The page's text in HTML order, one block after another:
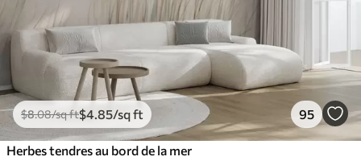
$8.08/sq ft$4 .85/sq ft 95
Herbes tendres au bord de la mer